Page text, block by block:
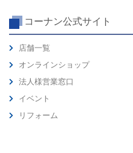
コーナン公式サイト
店舗一覧
オンラインショップ
法人様営業窓口
イベント
リフォーム